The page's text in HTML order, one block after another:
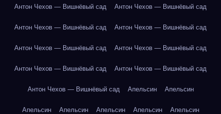
Антон Чехов — Вишнёвый сад Антон Чехов — Вишнёвый сад
Антон Чехов — Вишнёвый сад Антон Чехов — Вишнёвый сад
Антон Чехов — Вишнёвый сад Антон Чехов — Вишнёвый сад
Антон Чехов — Вишнёвый сад Антон Чехов — Вишнёвый сад
Антон Чехов — Вишнёвый сад Апельсин Апельсин
Апельсин Апельсин Апельсин Апельсин Апельсин